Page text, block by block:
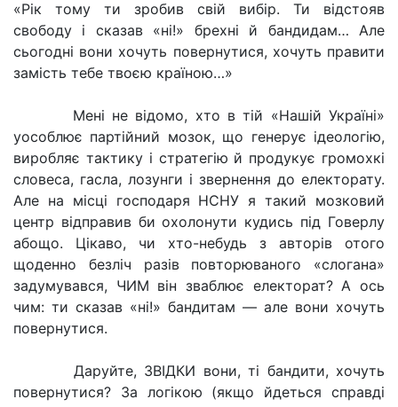
«Рік тому ти зробив свій вибір. Ти відстояв
свободу і сказав «ні!» брехні й бандидам… Але
сьогодні вони хочуть повернутися, хочуть правити
замість тебе твоєю країною…»
Мені не відомо, хто в тій «Нашій Україні»
уособлює партійний мозок, що генерує ідеологію,
виробляє тактику і стратегію й продукує громохкі
словеса, гасла, лозунги і звернення до електорату.
Але на місці господаря НСНУ я такий мозковий
центр відправив би охолонути кудись під Говерлу
абощо. Цікаво, чи хто-небудь з авторів отого
щоденно безліч разів повторюваного «слогана»
задумувався, ЧИМ він зваблює електорат? А ось
чим: ти сказав «ні!» бандитам — але вони хочуть
повернутися.
Даруйте, ЗВІДКИ вони, ті бандити, хочуть
повернутися? За логікою (якщо йдеться справді